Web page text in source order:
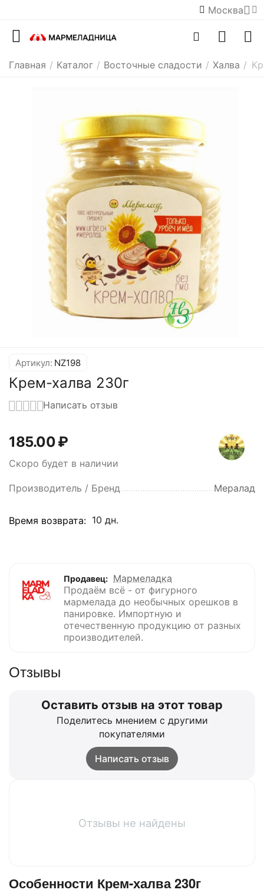
Москва
Главная / Каталог / Восточные сладости / Халва /
Артикул: NZ198
Крем-халва 230г
Написать отзыв
185.00₽
Скоро будет в наличии
Производитель / Бренд Мералад
Время возврата: 10 дн.
Продавец: Мармеладка
Продаём всё - от фигурного
мармелада до необычных орешков в
панировке. Импортную и
отечественную продукцию от разных
производителей.
Отзывы
Оставить отзыв на этот товар
Поделитесь мнением с другими
покупателями
Написать отзыв
Отзывы не найдены
Особенности Крем-халва 230г